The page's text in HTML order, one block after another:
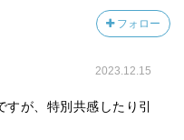
フォロー
2023.12.15
が、特別共感したり引